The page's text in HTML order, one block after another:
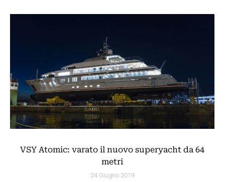
VSY Atomic: varato il nuovo superyacht da 64
metri
24 Giugno 2019